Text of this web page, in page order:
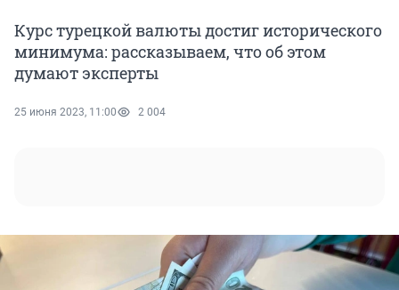
Курс турецкой валюты достиг исторического
минимума: рассказываем, что об этом
думают эксперты
25 июня 2023, 11:00 2 004